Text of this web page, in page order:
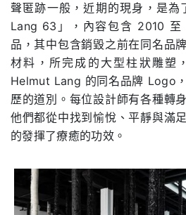
聲匿跡一般，近期的現身，是
Lang 63」，內容包含 2010
品，其中包含銷毀之前在同名品
材料，所完成的大型柱狀雕塑
Helmut Lang 的同名品牌 Logo
歷的道別。每位設計師有各種轉
他們都從中找到愉悅、平靜與滿
的發揮了療癒的功效。